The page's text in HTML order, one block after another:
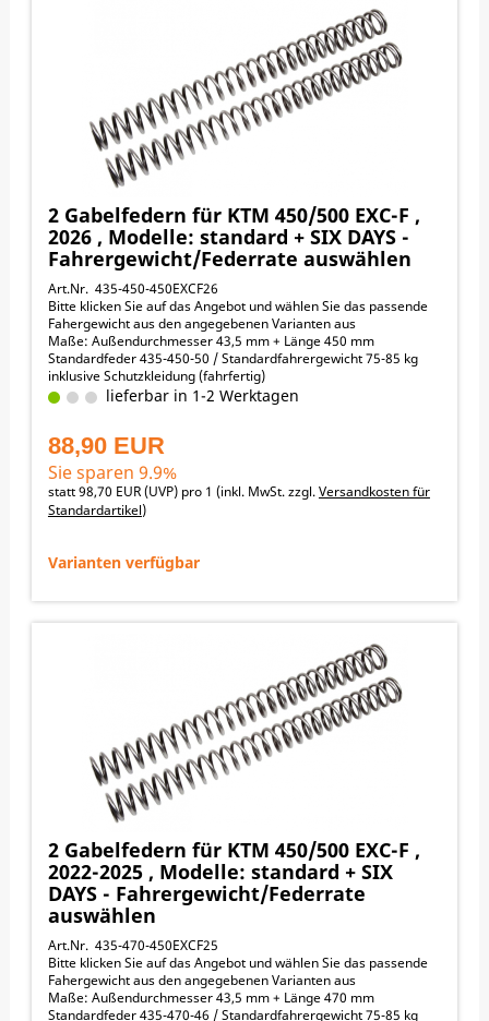
SUZUKI DR-Z400 2000-2007
HUSABERG FE390 2009-2010
HUSABERG FE450 2009-2010
HUSABERG FE570 2009-2010
2 Gabelfedern für KTM 450/500 EXC-F ,
2026 , Modelle: standard + SIX DAYS -
Fahrergewicht/Federrate auswählen
Art.Nr. 435-450-450EXCF26
Bitte klicken Sie auf das Angebot und wählen Sie das passende
Fahergewicht aus den angegebenen Varianten aus
Maße: Außendurchmesser 43,5 mm + Länge 450 mm
Standardfeder 435-450-50 / Standardfahrergewicht 75-85 kg
inklusive Schutzkleidung (fahrfertig)
Fahrergewicht / empfohlene Federraten:
65-75 kg -> 4,8 N/mm
75-85 kg -> 5,0 N/mm
85-95 kg -> 5,2 N/mm
95-105 kg -> 5,4 N/mm
105-115 kg -> 5,6 N/mm
lieferbar in 1-2 Werktagen
88,90 EUR
Sie sparen 9.9%
statt98,70 EUR(UVP) pro 1 (inkl. MwSt. zzgl.Versandkosten für
Standardartikel)
Varianten verfügbar
2 Gabelfedern für KTM 450/500 EXC-F ,
2022-2025 , Modelle: standard + SIX
DAYS - Fahrergewicht/Federrate
auswählen
Art.Nr. 435-470-450EXCF25
Bitte klicken Sie auf das Angebot und wählen Sie das passende
Fahergewicht aus den angegebenen Varianten aus
Maße: Außendurchmesser 43,5 mm + Länge 470 mm
Standardfeder 435-470-46 / Standardfahrergewicht 75-85 kg